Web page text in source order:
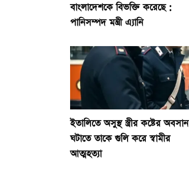
বাংলাদেশকে বিভক্তি করেছে :
পানিসম্পদ মন্ত্রী এ্যানি
ইতালিতে অসুস্থ স্ত্রীর কষ্টের অবসান
ঘটাতে তাকে গুলি করে স্বামীর
আত্মহত্যা